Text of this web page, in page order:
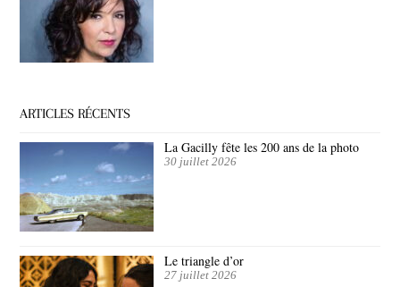
ARTICLES RÉCENTS
La Gacilly fête les 200 ans de la photo
30 juillet 2026
Le triangle d’or
27 juillet 2026